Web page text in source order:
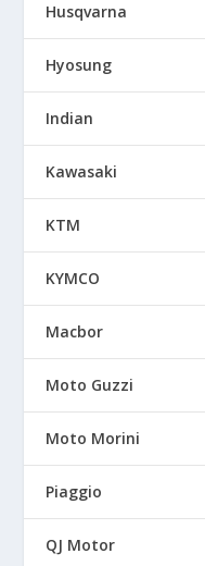
Husqvarna
Hyosung
Indian
Kawasaki
KTM
KYMCO
Macbor
Moto Guzzi
Moto Morini
Piaggio
QJ Motor